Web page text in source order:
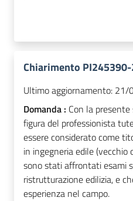
Chiarimento
Ultimo aggiornamento: 21/
Domanda : Con la
figura del professionista
essere considerato come
in ingegneria edile
sono stati affrontati esami
ristrutturazione edilizia, e
esperienza nel campo.